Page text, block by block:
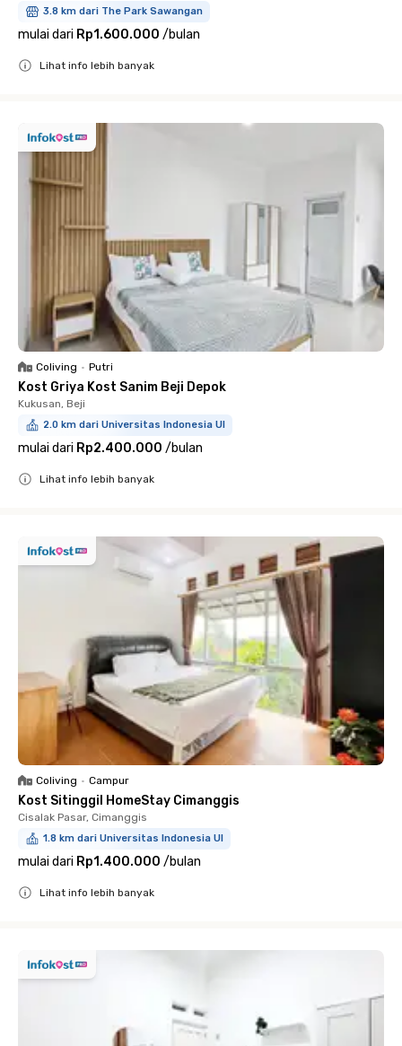
3.8 km dari The Park Sawangan
mulai dari Rp1.600.000 /bulan
Lihat info lebih banyak
Coliving • Putri
Kost Griya Kost Sanim Beji Depok
Kukusan, Beji
2.0 km dari Universitas Indonesia UI
mulai dari Rp2.400.000 /bulan
Lihat info lebih banyak
Coliving • Campur
Kost Sitinggil HomeStay Cimanggis
Cisalak Pasar, Cimanggis
1.8 km dari Universitas Indonesia UI
mulai dari Rp1.400.000 /bulan
Lihat info lebih banyak